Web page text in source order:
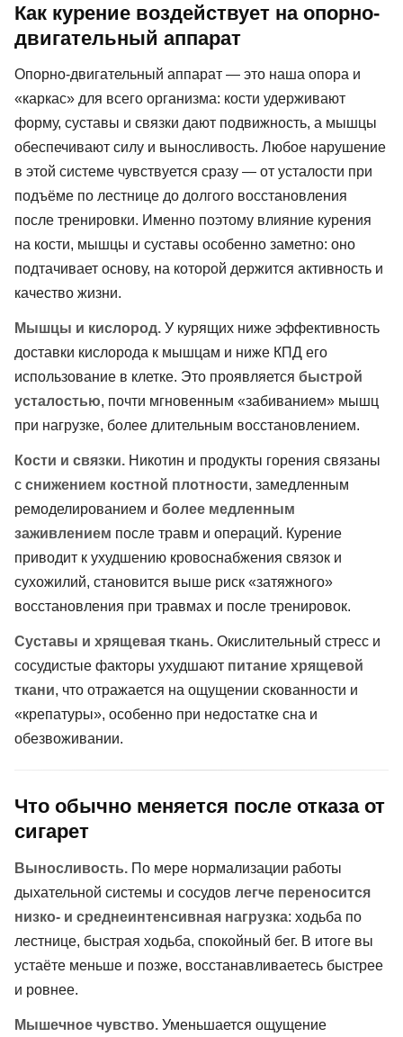
Как курение воздействует на опорно-
двигательный аппарат
Опорно-двигательный аппарат — это наша опора и
«каркас» для всего организма: кости удерживают
форму, суставы и связки дают подвижность, а мышцы
обеспечивают силу и выносливость. Любое нарушение
в этой системе чувствуется сразу — от усталости при
подъёме по лестнице до долгого восстановления
после тренировки. Именно поэтому влияние курения
на кости, мышцы и суставы особенно заметно: оно
подтачивает основу, на которой держится активность и
качество жизни.
Мышцы и кислород. У курящих ниже эффективность
доставки кислорода к мышцам и ниже КПД его
использование в клетке. Это проявляется быстрой
усталостью, почти мгновенным «забиванием» мышц
при нагрузке, более длительным восстановлением.
Кости и связки. Никотин и продукты горения связаны
с снижением костной плотности, замедленным
ремоделированием и более медленным
заживлением после травм и операций. Курение
приводит к ухудшению кровоснабжения связок и
сухожилий, становится выше риск «затяжного»
восстановления при травмах и после тренировок.
Суставы и хрящевая ткань. Окислительный стресс и
сосудистые факторы ухудшают питание хрящевой
ткани, что отражается на ощущении скованности и
«крепатуры», особенно при недостатке сна и
обезвоживании.
Что обычно меняется после отказа от
сигарет
Выносливость. По мере нормализации работы
дыхательной системы и сосудов легче переносится
низко- и среднеинтенсивная нагрузка: ходьба по
лестнице, быстрая ходьба, спокойный бег. В итоге вы
устаёте меньше и позже, восстанавливаетесь быстрее
и ровнее.
Мышечное чувство. Уменьшается ощущение